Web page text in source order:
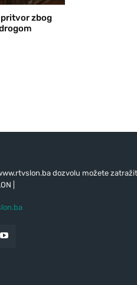
zbog
dozvolu možete
|